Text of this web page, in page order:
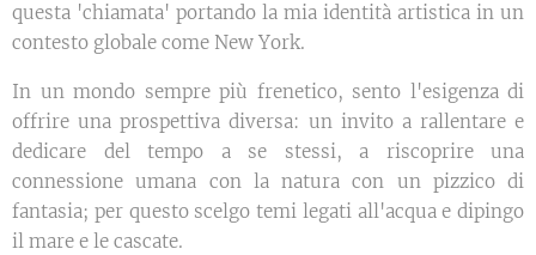
questa 'chiamata' portando la mia identità artistica in un
contesto globale come New York.
In un mondo sempre più frenetico, sento l'esigenza di
offrire una prospettiva diversa: un invito a rallentare e
dedicare del tempo a se stessi, a riscoprire una
connessione umana con la natura con un pizzico di
fantasia; per questo scelgo temi legati all'acqua e dipingo
il mare e le cascate.